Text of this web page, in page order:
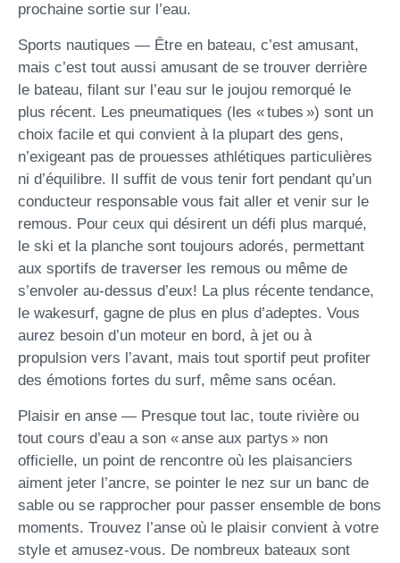
prochaine sortie sur l’eau.
Sports nautiques — Être en bateau, c’est amusant,
mais c’est tout aussi amusant de se trouver derrière
le bateau, filant sur l’eau sur le joujou remorqué le
plus récent. Les pneumatiques (les « tubes ») sont un
choix facile et qui convient à la plupart des gens,
n’exigeant pas de prouesses athlétiques particulières
ni d’équilibre. Il suffit de vous tenir fort pendant qu’un
conducteur responsable vous fait aller et venir sur le
remous. Pour ceux qui désirent un défi plus marqué,
le ski et la planche sont toujours adorés, permettant
aux sportifs de traverser les remous ou même de
s’envoler au-dessus d’eux! La plus récente tendance,
le wakesurf, gagne de plus en plus d’adeptes. Vous
aurez besoin d’un moteur en bord, à jet ou à
propulsion vers l’avant, mais tout sportif peut profiter
des émotions fortes du surf, même sans océan.
Plaisir en anse — Presque tout lac, toute rivière ou
tout cours d’eau a son « anse aux partys » non
officielle, un point de rencontre où les plaisanciers
aiment jeter l’ancre, se pointer le nez sur un banc de
sable ou se rapprocher pour passer ensemble de bons
moments. Trouvez l’anse où le plaisir convient à votre
style et amusez-vous. De nombreux bateaux sont